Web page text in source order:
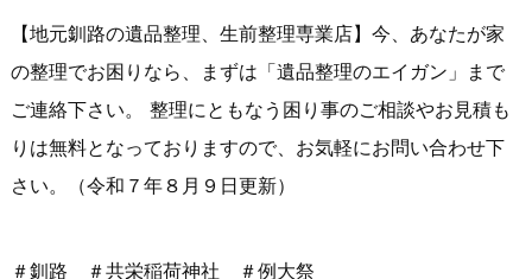
【地元釧路の遺品整理、生前整理専業店】今、あなたが家
の整理でお困りなら、まずは「遺品整理のエイガン」まで
ご連絡下さい。 整理にともなう困り事のご相談やお見積も
りは無料となっておりますので、お気軽にお問い合わせ下
さい。（令和７年８月９日更新）
＃釧路 ＃共栄稲荷神社 ＃例大祭